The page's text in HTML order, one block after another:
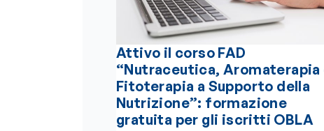
Attivo il corso FAD
“Nutraceutica, Aromaterapia
Fitoterapia a Supporto della
Nutrizione”: formazione
gratuita per gli iscritti OBLA